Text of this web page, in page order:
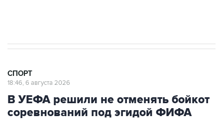
СПОРТ
18:46, 6 августа 2026
В УЕФА решили не отменять бойкот
соревнований под эгидой ФИФА